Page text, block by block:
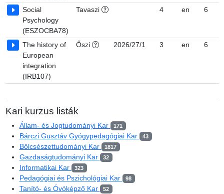
Social
Psychology
(ESZOCBA78)
Tavaszi 4 en 6
The history of
European
integration
(IRB107)
Őszi 2026/27/1 3 en 6
Kari kurzus listák
Állam- és Jogtudományi Kar 171
Bárczi Gusztáv Gyógypedagógiai Kar 43
Bölcsészettudományi Kar 1817
Gazdaságtudományi Kar 32
Informatikai Kar 323
Pedagógiai és Pszichológiai Kar 98
Tanító- és Óvóképző Kar 52